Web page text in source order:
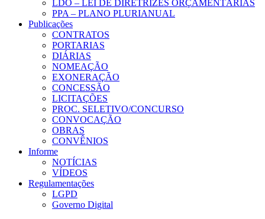
LDO – LEI DE DIRETRIZES ORÇAMENTÁRIAS
PPA – PLANO PLURIANUAL
Publicações
CONTRATOS
PORTARIAS
DIÁRIAS
NOMEAÇÃO
EXONERAÇÃO
CONCESSÃO
LICITAÇÕES
PROC. SELETIVO/CONCURSO
CONVOCAÇÃO
OBRAS
CONVÊNIOS
Informe
NOTÍCIAS
VÍDEOS
Regulamentações
LGPD
Governo Digital